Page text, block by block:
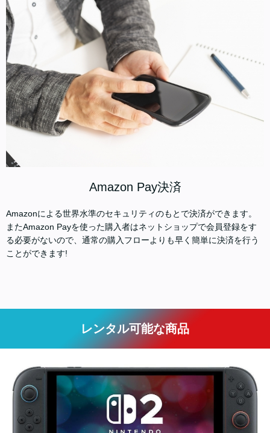
Amazon Pay決済
Amazonによる世界水準のセキュリティのもとで決済ができます。
またAmazon Payを使った購入者はネットショップで会員登録をす
る必要がないので、通常の購入フローよりも早く簡単に決済を行う
ことができます!
レンタル可能な商品